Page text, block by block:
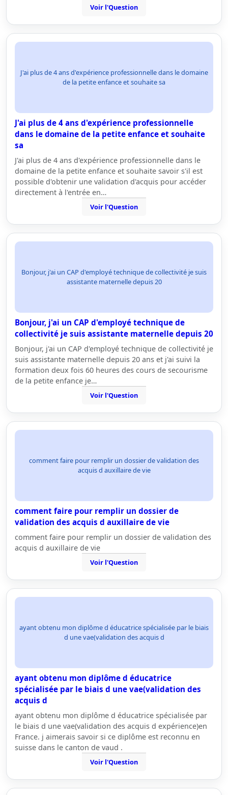
Voir l'Question
J'ai plus de 4 ans d'expérience professionnelle dans le domaine
de la petite enfance et souhaite sa
J'ai plus de 4 ans d'expérience professionnelle
dans le domaine de la petite enfance et souhaite
sa
J'ai plus de 4 ans d'expérience professionnelle dans le
domaine de la petite enfance et souhaite savoir s'il est
possible d'obtenir une validation d'acquis pour accéder
directement à l'entrée en…
Voir l'Question
Bonjour, j'ai un CAP d'employé technique de collectivité je suis
assistante maternelle depuis 20
Bonjour, j'ai un CAP d'employé technique de
collectivité je suis assistante maternelle depuis 20
Bonjour, j'ai un CAP d'employé technique de collectivité je
suis assistante maternelle depuis 20 ans et j'ai suivi la
formation deux fois 60 heures des cours de secourisme
de la petite enfance je…
Voir l'Question
comment faire pour remplir un dossier de validation des
acquis d auxillaire de vie
comment faire pour remplir un dossier de
validation des acquis d auxillaire de vie
comment faire pour remplir un dossier de validation des
acquis d auxillaire de vie
Voir l'Question
ayant obtenu mon diplôme d éducatrice spécialisée par le biais
d une vae(validation des acquis d
ayant obtenu mon diplôme d éducatrice
spécialisée par le biais d une vae(validation des
acquis d
ayant obtenu mon diplôme d éducatrice spécialisée par
le biais d une vae(validation des acquis d expérience)en
France. j aimerais savoir si ce diplôme est reconnu en
suisse dans le canton de vaud .
Voir l'Question